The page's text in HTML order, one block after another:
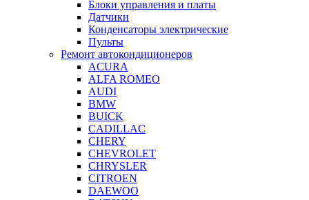
Блоки управления и платы
Датчики
Конденсаторы электрические
Пульты
Ремонт автокондиционеров
ACURA
ALFA ROMEO
AUDI
BMW
BUICK
CADILLAC
CHERY
CHEVROLET
CHRYSLER
CITROEN
DAEWOO